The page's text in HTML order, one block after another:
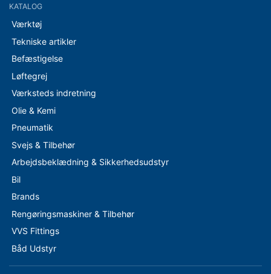
KATALOG
Værktøj
Tekniske artikler
Befæstigelse
Løftegrej
Værksteds indretning
Olie & Kemi
Pneumatik
Svejs & Tilbehør
Arbejdsbeklædning & Sikkerhedsudstyr
Bil
Brands
Rengøringsmaskiner & Tilbehør
VVS Fittings
Båd Udstyr